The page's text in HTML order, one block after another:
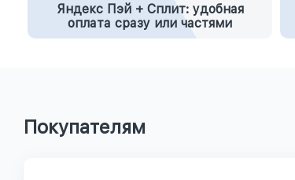
Яндекс Пэй + Сплит: удобная
оплата сразу или частями
Покупателям